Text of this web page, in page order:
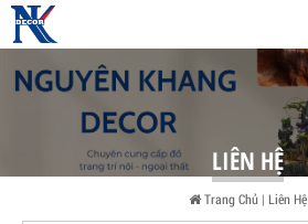
LIÊN HỆ
Trang Chủ| Liên Hệ